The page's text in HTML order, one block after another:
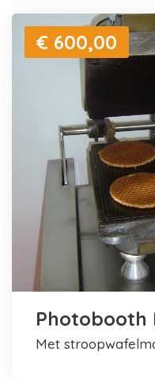
€ 600,00
Photobooth
met